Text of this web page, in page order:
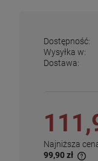
Dostępność:
Wysyłka w:
Dostawa:
Najniższa
99,90 zł